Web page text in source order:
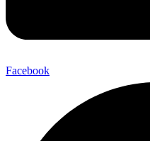
Facebook